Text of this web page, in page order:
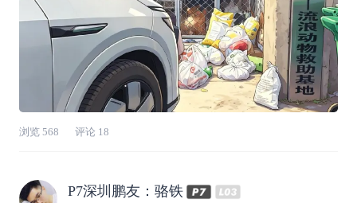
浏览 568 评论 18
P7深圳鹏友：骆铁